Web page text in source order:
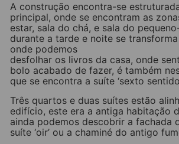
A construção encontra-se
principal, onde se encontram as
estar, sala do chá, e sala do
durante a tarde e noite se
onde podemos
desfolhar os livros da casa, onde
bolo acabado de fazer, é também
que se encontra a suíte ‘sexto
Três quartos e duas suítes estão
edifício, este era a antiga habitação
ainda podemos descobrir a fachada
suíte ‘oir’ ou a chaminé do antigo